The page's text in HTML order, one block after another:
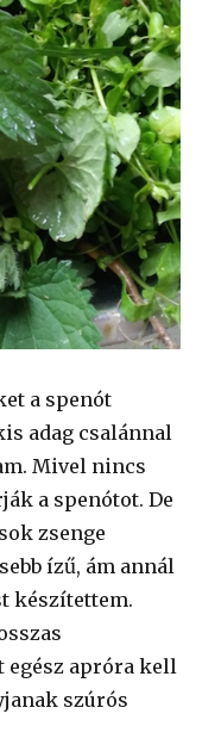
a spenót
adag csalánnal
Mivel nincs
a spenótot. De
zsenge
ízű, ám annál
készítettem.
egész apróra kell
szúrós